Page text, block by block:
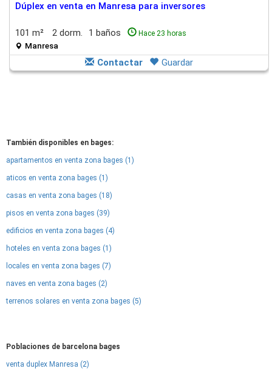
Dúplex en venta en Manresa para inversores
101 m² 2 dorm. 1 baños Hace 23 horas
Manresa
Contactar Guardar
También disponibles en bages:
apartamentos en venta zona bages (1)
aticos en venta zona bages (1)
casas en venta zona bages (18)
pisos en venta zona bages (39)
edificios en venta zona bages (4)
hoteles en venta zona bages (1)
locales en venta zona bages (7)
naves en venta zona bages (2)
terrenos solares en venta zona bages (5)
Poblaciones de barcelona bages
venta duplex Manresa (2)